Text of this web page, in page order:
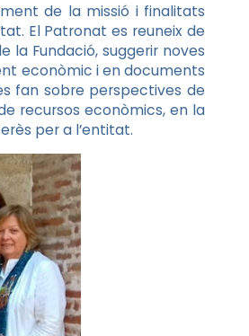
de la missió i finalitats
El Patronat es reuneix de
la Fundació, suggerir noves
econòmic i en documents
fan sobre perspectives de
recursos econòmics, en la
per a l’entitat.